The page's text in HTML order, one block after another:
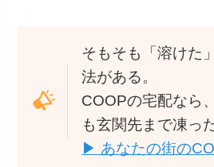
そもそも「溶けた
法がある。
COOPの宅配なら
も玄関先まで凍っ
▶ あなたの街の